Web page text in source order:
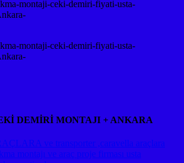
montaji-ceki-demiri-fiyati-usta-
montaji-ceki-demiri-fiyati-usta-
DEMİRİ MONTAJI + ANKARA
ve transporter ,caravella araçlara
montajı ve araç proje firması usta